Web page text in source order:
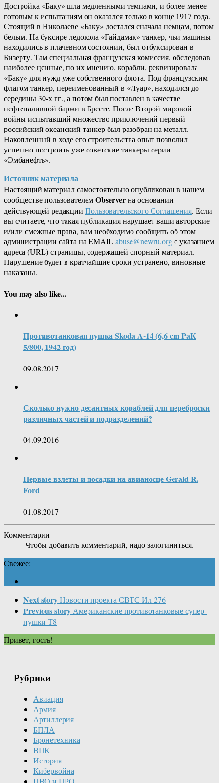
Достройка «Баку» шла медленными темпами, и более-менее
готовым к испытаниям он оказался только в конце 1917 года.
Стоящий в Николаеве «Баку» достался сначала немцам, потом
белым. На буксире ледокола «Гайдамак» танкер, чьи машины
находились в плачевном состоянии, был отбуксирован в
Бизерту. Там специальная французская комиссия, обследовав
наиболее ценные, по их мнению, корабли, реквизировала
«Баку» для нужд уже собственного флота. Под французским
флагом танкер, переименованный в «Луар», находился до
середины 30-х гг., а потом был поставлен в качестве
нефтеналивной баржи в Бресте. После Второй мировой
войны испытавший множество приключений первый
российский океанский танкер был разобран на металл.
Накопленный в ходе его строительства опыт позволил
успешно построить уже советские танкеры серии
«Эмбанефть».
Источник материала
Настоящий материал самостоятельно опубликован в нашем
сообществе пользователемObserverна основании
действующей редакции Пользовательского Соглашения. Если
вы считаете, что такая публикация нарушает ваши авторские
и/или смежные права, вам необходимо сообщить об этом
администрации сайта на EMAILabuse@newru.orgс указанием
адреса (URL) страницы, содержащей спорный материал.
Нарушение будет в кратчайшие сроки устранено, виновные
наказаны.
You may also like...
Противотанковая пушка Skoda A-14 (6,6 cm PaК
5/800, 1942 год)
09.08.2017
Сколько нужно десантных кораблей для переброски
различных частей и подразделений?
04.09.2016
Первые взлеты и посадки на авианосце Gerald R.
Ford
01.08.2017
Комментарии
Чтобы добавить комментарий, надо залогиниться.
Свежее:
Next storyНовости проекта СВТС Ил-276
Previous story Американские противотанковые супер-
пушки Т8
Привет, гость!
Рубрики
Авиация
Армия
Артиллерия
БПЛА
Бронетехника
ВПК
История
Кибервойна
ПВО и ПРО